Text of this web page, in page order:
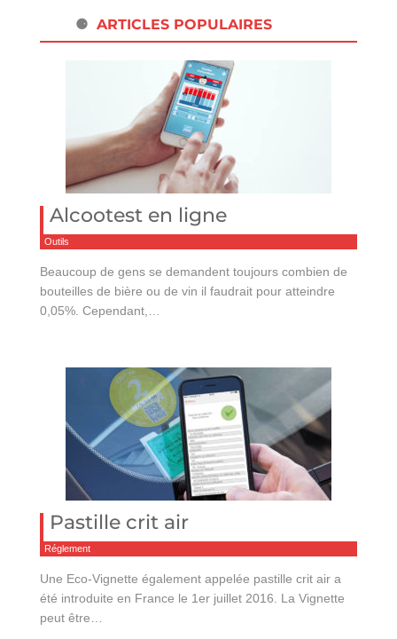
ARTICLES POPULAIRES
Alcootest en ligne
Outils
Beaucoup de gens se demandent toujours combien de
bouteilles de bière ou de vin il faudrait pour atteindre
0,05%. Cependant,…
Pastille crit air
Réglement
Une Eco-Vignette également appelée pastille crit air a
été introduite en France le 1er juillet 2016. La Vignette
peut être…